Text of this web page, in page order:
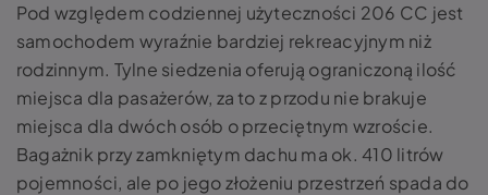
Pod względem codziennej użyteczności 206 CC jest
samochodem wyraźnie bardziej rekreacyjnym niż
rodzinnym. Tylne siedzenia oferują ograniczoną ilość
miejsca dla pasażerów, za to z przodu nie brakuje
miejsca dla dwóch osób o przeciętnym wzroście.
Bagażnik przy zamkniętym dachu ma ok. 410 litrów
pojemności, ale po jego złożeniu przestrzeń spada do